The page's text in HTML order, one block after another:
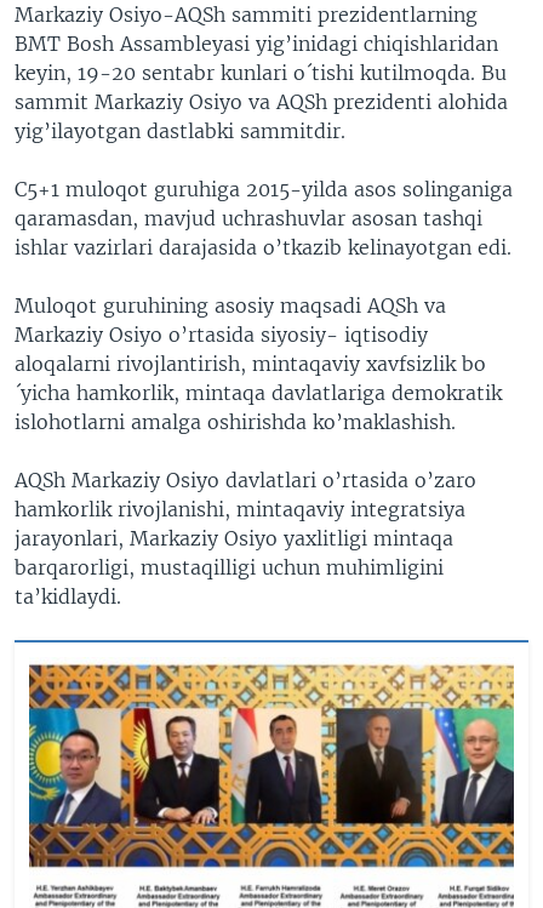
Markaziy Osiyo-AQSh sammiti prezidentlarning
BMT Bosh Assambleyasi yig’inidagi chiqishlaridan
keyin, 19-20 sentabr kunlari o´tishi kutilmoqda. Bu
sammit Markaziy Osiyo va AQSh prezidenti alohida
yig’ilayotgan dastlabki sammitdir.
C5+1 muloqot guruhiga 2015-yilda asos solinganiga
qaramasdan, mavjud uchrashuvlar asosan tashqi
ishlar vazirlari darajasida o’tkazib kelinayotgan edi.
Muloqot guruhining asosiy maqsadi AQSh va
Markaziy Osiyo o’rtasida siyosiy- iqtisodiy
aloqalarni rivojlantirish, mintaqaviy xavfsizlik bo
´yicha hamkorlik, mintaqa davlatlariga demokratik
islohotlarni amalga oshirishda ko’maklashish.
AQSh Markaziy Osiyo davlatlari o’rtasida o’zaro
hamkorlik rivojlanishi, mintaqaviy integratsiya
jarayonlari, Markaziy Osiyo yaxlitligi mintaqa
barqarorligi, mustaqilligi uchun muhimligini
ta’kidlaydi.